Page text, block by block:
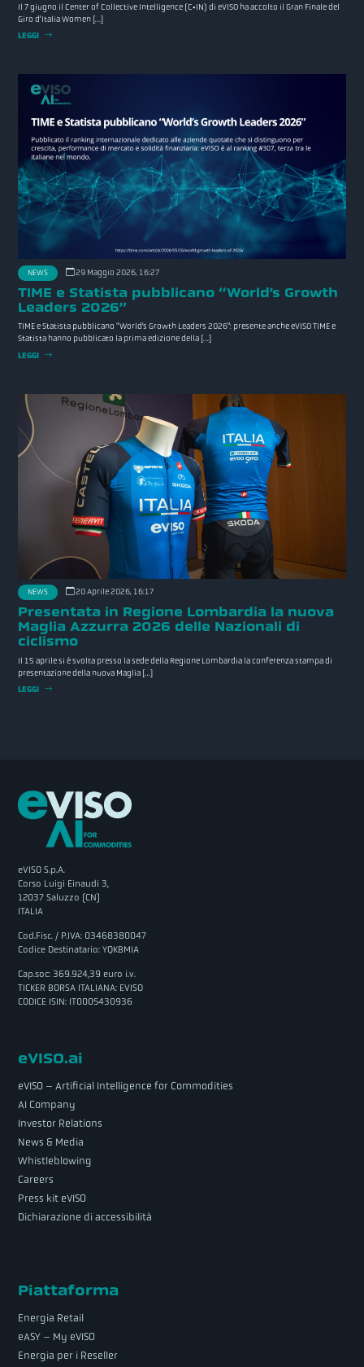
Il 7 giugno il Center of Collective Intelligence (C•IN) di eVISO ha accolto il Gran Finale del
Giro d’Italia Women […]
LEGGI
NEWS 29 Maggio 2026, 16:27
TIME e Statista pubblicano “World’s Growth
Leaders 2026”
TIME e Statista pubblicano “World’s Growth Leaders 2026”: presente anche eVISO TIME e
Statista hanno pubblicato la prima edizione della […]
LEGGI
NEWS 20 Aprile 2026, 16:17
Presentata in Regione Lombardia la nuova
Maglia Azzurra 2026 delle Nazionali di
ciclismo
Il 15 aprile si è svolta presso la sede della Regione Lombardia la conferenza stampa di
presentazione della nuova Maglia […]
LEGGI
eVISO S.p.A.
Corso Luigi Einaudi 3,
12037 Saluzzo (CN)
ITALIA
Cod.Fisc. / P.IVA: 03468380047
Codice Destinatario: YQKBMIA
Cap.soc: 369.924,39 euro i.v.
TICKER BORSA ITALIANA: EVISO
CODICE ISIN: IT0005430936
eVISO.ai
eVISO – Artificial Intelligence for Commodities
AI Company
Investor Relations
News & Media
Whistleblowing
Careers
Press kit eVISO
Dichiarazione di accessibilità
Piattaforma
Energia Retail
eASY – My eVISO
Energia per i Reseller